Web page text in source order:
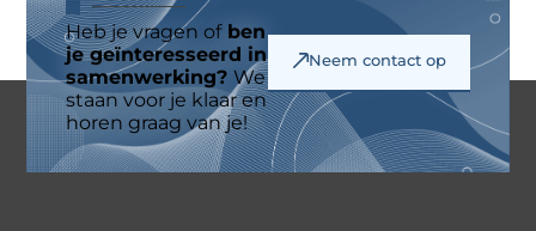
Heb je vragen ofben
je geïnteresseerd in
samenwerking? We
staan voor je klaar en
horen graag van je!
Neem contact op